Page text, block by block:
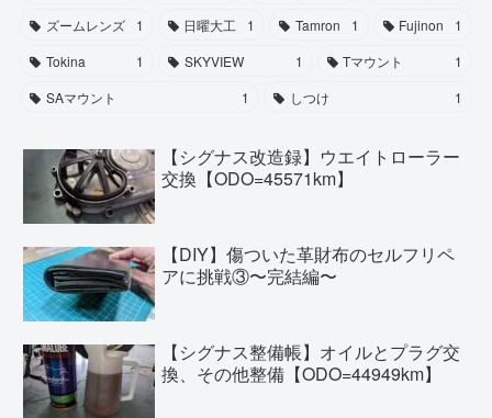
ズームレンズ
1 日曜大工 1 Tamron 1 Fujinon
1
Tokina
1 SKYVIEW 1 Tマウント
1
SAマウント
1 しつけ 1
【シグナス改造録】ウエイトローラー
交換【ODO=45571km】
【DIY】傷ついた革財布のセルフリペ
アに挑戦③〜完結編〜
【シグナス整備帳】オイルとプラグ交
換、その他整備【ODO=44949km】